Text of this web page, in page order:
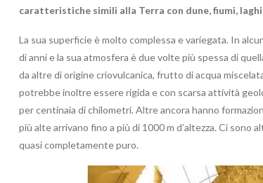
caratteristiche simili alla Terra con dune, fiumi, laghi
La sua superficie è molto complessa e variegata. In
di anni e la sua atmosfera è due volte più spessa di
da altre di origine criovulcanica, frutto di acqua
potrebbe inoltre essere rigida e con scarsa attività
per centinaia di chilometri. Altre ancora hanno
più alte arrivano fino a più di 1000 m d’altezza. Ci sono
quasi completamente puro.